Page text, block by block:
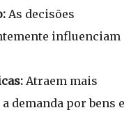
As decisões
influenciam
Atraem mais
demanda por bens e